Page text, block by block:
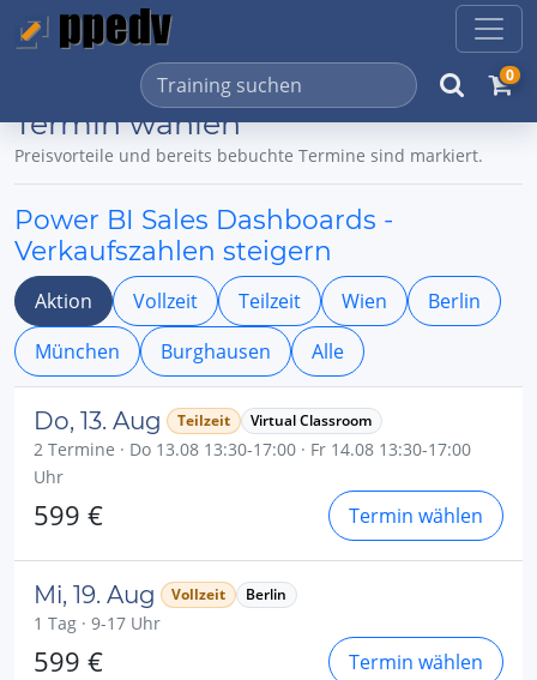
0
Termin wählen
Preisvorteile und bereits bebuchte Termine sind markiert.
Power BI Sales Dashboards -
Verkaufszahlen steigern
Aktion Vollzeit Teilzeit Wien
Berlin
München
Burghausen Alle
Do, 13. Aug Teilzeit Virtual Classroom
2 Termine · Do 13.08 13:30-17:00 · Fr 14.08 13:30-17:00
Uhr
599 € Termin wählen
Mi, 19. Aug Vollzeit Berlin
1 Tag · 9-17 Uhr
599 € Termin wählen